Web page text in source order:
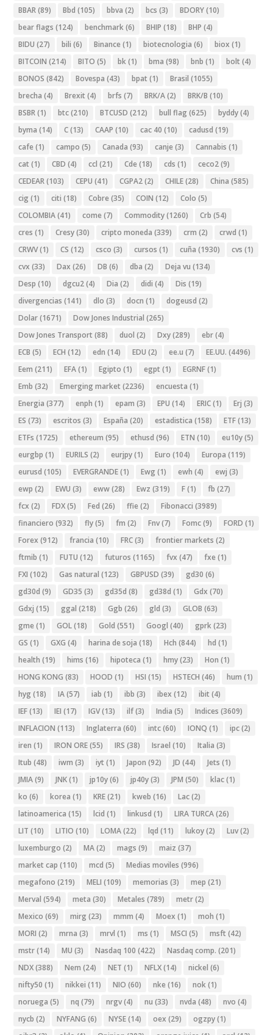
BBAR(89) Bbd (105) bbva (2) bcs (3) BDORY(10)
bear flags (124) benchmark(6) BHIP (18) BHP (4)
BIDU (27) bili (6) Binance (1) biotecnologia (6) biox (1)
BITCOIN (214) BITO (5) bk(1) bma (98) bnb (1) bolt (4)
BONOS (842) Bovespa (43) bpat (1) Brasil (1055)
brecha (4) Brexit (4) brfs (7) BRK/A(2) BRK/B (10)
BSBR(1) btc(210) BTCUSD (212) bull flag (625) byddy(4)
byma (14) C(13) CAAP (10) cac 40 (10) cadusd (19)
cafe (1) campo (5) Canada (93) canje (3) Cannabis (1)
cat (1) CBD (4) ccl (21) Cde (18) cds (1) ceco2(9)
CEDEAR(103) CEPU (41) CGPA2(2) CHILE(28) China (585)
cig (1) citi (18) Cobre (35) COIN (12) Colo (5)
COLOMBIA(41) come (7) Commodity(1260) Crb (54)
cres (1) Cresy(30) cripto moneda (339) crm (2) crwd (1)
CRWV(1) CS (12) csco (3) cursos (1) cuña (1930) cvs (1)
cvx (33) Dax (26) DB (6) dba (2) Deja vu (134)
Desp (10) dgcu2(4) Dia (2) didi (4) Dis (19)
divergencias (141) dlo (3) docn (1) dogeusd (2)
Dolar(1671) Dow Jones Industrial (265)
Dow Jones Transport (88) duol (2) Dxy(289) ebr(4)
ECB (5) ECH (12) edn (14) EDU (2) ee.u (7) EE.UU. (4496)
Eem (211) EFA(1) Egipto (1) egpt (1) EGRNF(1)
Emb (32) Emerging market (2236) encuesta (1)
Energia (377) enph (1) epam (3) EPU (14) ERIC(1) Erj (3)
ES (73) escritos (3) España (20) estadistica (158) ETF(13)
ETFs (1725) ethereum (95) ethusd (96) ETN (10) eu10y(5)
eurgbp (1) EURILS (2) eurjpy(1) Euro (104) Europa (119)
eurusd (105) EVERGRANDE(1) Ewg (1) ewh (4) ewj (3)
ewp (2) EWU (3) eww(28) Ewz (319) F(1) fb (27)
fcx (2) FDX(5) Fed (26) ffie (2) Fibonacci (3989)
financiero (932) fly(5) fm (2) Fnv(7) Fomc(9) FORD (1)
Forex (912) francia (10) FRC(3) frontier markets (2)
ftmib (1) FUTU (12) futuros (1165) fvx (47) fxe (1)
FXI (102) Gas natural (123) GBPUSD (39) gd30 (6)
gd30d (9) GD35 (3) gd35d (8) gd38d (1) Gdx (70)
Gdxj (15) ggal (218) Ggb (26) gld (3) GLOB (63)
gme (1) GOL(18) Gold (551) Googl (40) gprk(23)
GS (1) GXG (4) harina de soja (18) Hch (844) hd (1)
health (19) hims (16) hipoteca (1) hmy(23) Hon (1)
HONG KONG (83) HOOD (1) HSI (15) HSTECH (46) hum (1)
hyg (18) IA(57) iab (1) ibb (3) ibex (12) ibit (4)
IEF(13) IEI (17) IGV(13) ilf(3) India (5) Indices (3609)
INFLACION (113) Inglaterra (60) intc(60) IONQ (1) ipc(2)
iren (1) IRON ORE(55) IRS (38) Israel (10) Italia (3)
Itub (48) iwm (3) iyt (1) Japon (92) JD (44) Jets (1)
JMIA(9) JNK(1) jp10y(6) jp40y(3) JPM (50) klac(1)
ko (6) korea (1) KRE(21) kweb (16) Lac(2)
latinoamerica (15) lcid (1) linkusd (1) LIRA TURCA(26)
LIT (10) LITIO (10) LOMA(22) lqd (11) lukoy(2) Luv(2)
luxemburgo (2) MA(2) mags (9) maiz (37)
market cap (110) mcd (5) Medias moviles (996)
megafono (219) MELI (109) memorias (3) mep (21)
Merval (594) meta (30) Metales (789) metr(2)
Mexico (69) mirg (23) mmm (4) Moex (1) moh (1)
MORI (2) mrna (3) mrvl (1) ms (1) MSCI (5) msft (42)
mstr(14) MU (3) Nasdaq 100 (422) Nasdaq comp. (201)
NDX(388) Nem (24) NET (1) NFLX(14) nickel (6)
nifty50 (1) nikkei (11) NIO (60) nke (16) nok(1)
noruega (5) nq (79) nrgv(4) nu (33) nvda (48) nvo (4)
nycb (2) NYFANG (6) NYSE(14) oex (29) ogzpy(1)